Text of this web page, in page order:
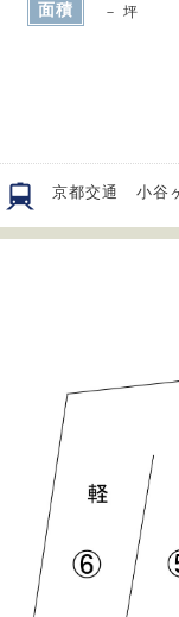
面積 － 坪
京都交通 小谷